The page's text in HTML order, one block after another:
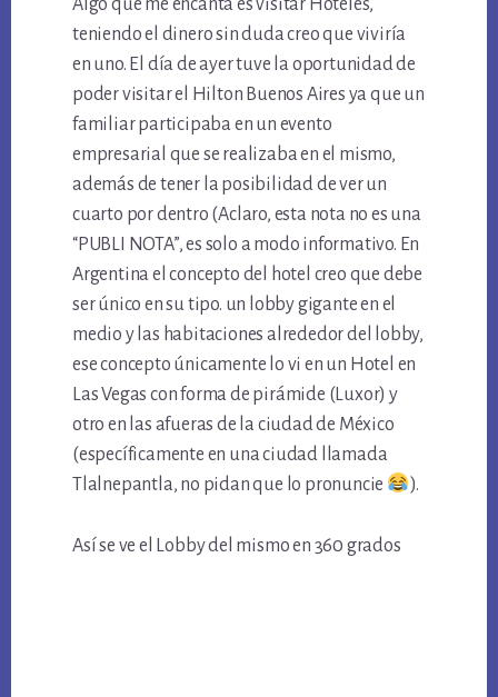
Algo que me encanta es visitar Hoteles,
teniendo el dinero sin duda creo que viviría
en uno. El día de ayer tuve la oportunidad de
poder visitar el Hilton Buenos Aires ya que un
familiar participaba en un evento
empresarial que se realizaba en el mismo,
además de tener la posibilidad de ver un
cuarto por dentro (Aclaro, esta nota no es una
“PUBLI NOTA”, es solo a modo informativo. En
Argentina el concepto del hotel creo que debe
ser único en su tipo. un lobby gigante en el
medio y las habitaciones alrededor del lobby,
ese concepto únicamente lo vi en un Hotel en
Las Vegas con forma de pirámide (Luxor) y
otro en las afueras de la ciudad de México
(específicamente en una ciudad llamada
Tlalnepantla, no pidan que lo pronuncie
).
Así se ve el Lobby del mismo en 360 grados